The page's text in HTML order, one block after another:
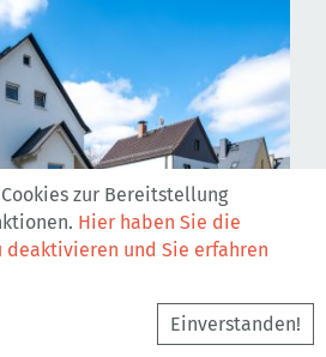
zur Bereitstellung
Hier haben Sie die
deaktivieren und Sie erfahren
Einverstanden!